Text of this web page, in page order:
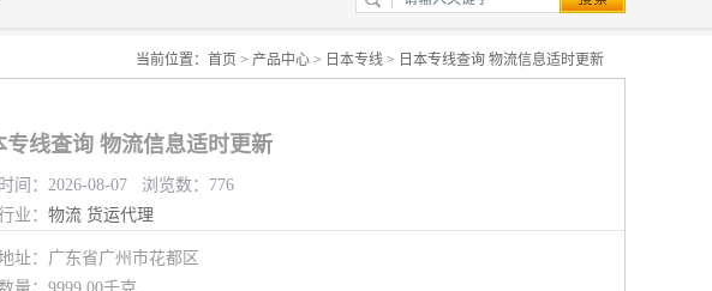
当前位置： 首页 > 产品中心 > 日本专线 > 日本专线查询 物流信息适时更新
专线查询 物流信息适时更新
间：2026-08-07 浏览数：776
业： 物流 货运代理
址：广东省广州市花都区